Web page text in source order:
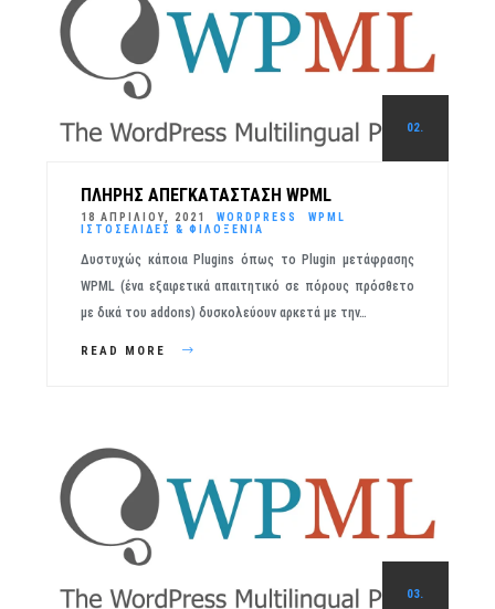
02.
ΠΛΉΡΗΣ ΑΠΕΓΚΑΤΆΣΤΑΣΗ WPML
18 ΑΠΡΙΛΊΟΥ, 2021 WORDPRESS
WPML
ΙΣΤΟΣΕΛΊΔΕΣ & ΦΙΛΟΞΕΝΊΑ
Δυστυχώς κάποια Plugins όπως το Plugin μετάφρασης
WPML (ένα εξαιρετικά απαιτητικό σε πόρους πρόσθετο
με δικά του addons) δυσκολεύουν αρκετά με την…
READ MORE
03.